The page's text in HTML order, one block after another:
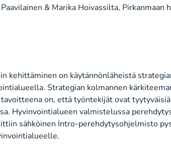
& Marika Hoivassilta, Pirkanmaan
kehittäminen on käytännönläheistä
Strategian kolmannen
on, että työntekijät ovat
Hyvinvointialueen valmistelussa
sähköinen Intro-perehdytysohjelmisto